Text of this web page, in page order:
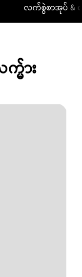
လက်စွဲစာအုပ် & ဒ
မ်ား